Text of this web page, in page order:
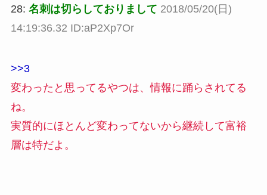
28: 名刺は切らしておりまして 2018/05/20(日)
14:19:36.32 ID:aP2Xp7Or
>>3
変わったと思ってるやつは、情報に踊らされてる
ね。
実質的にほとんど変わってないから継続して富裕
層は特だよ。